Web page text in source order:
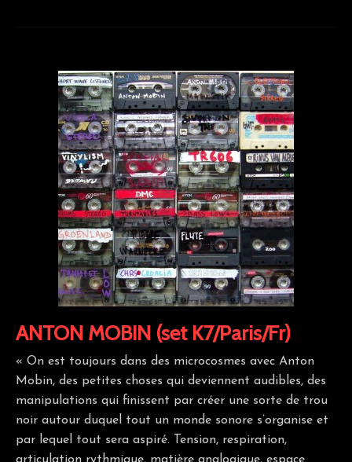
ANTON MOBIN (set K7/Paris/Fr)
« On est toujours dans des microcosmes avec Anton
Mobin, des petites choses qui deviennent audibles, des
manipulations qui finissent par créer une sorte de trou
noir autour duquel tout un monde sonore s’organise et
par lequel tout sera aspiré. Tension, respiration,